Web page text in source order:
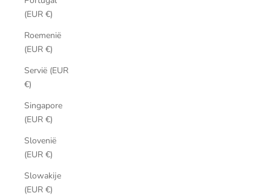
(EUR €)
Roemenië
(EUR €)
Servië (EUR
€)
Singapore
(EUR €)
Slovenië
(EUR €)
Slowakije
(EUR €)